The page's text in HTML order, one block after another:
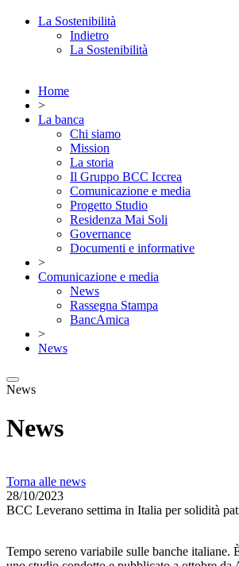
La Sostenibilità
Indietro
La Sostenibilità
Home
>
La banca
Chi siamo
Mission
La storia
Il Gruppo BCC Iccrea
Comunicazione e media
Progetto Studio
Residenza Mai Soli
Governance
Documenti e informative
>
Comunicazione e media
News
Rassegna Stampa
BancAmica
>
News
News
News
Torna alle news
28/10/2023
BCC Leverano settima in Italia per solidità
Tempo sereno variabile sulle banche italiane.